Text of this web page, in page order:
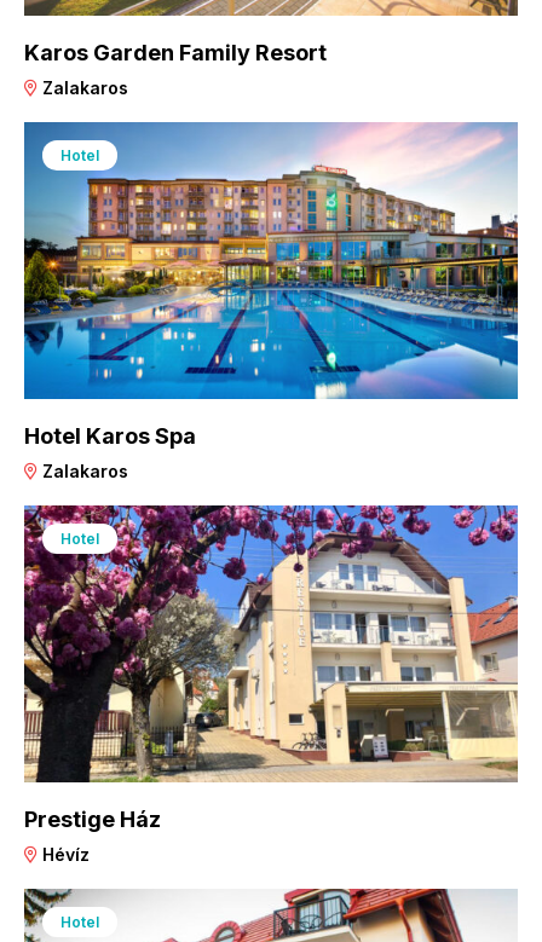
Karos Garden Family Resort
Zalakaros
Hotel
Hotel Karos Spa
Zalakaros
Hotel
Prestige Ház
Hévíz
Hotel